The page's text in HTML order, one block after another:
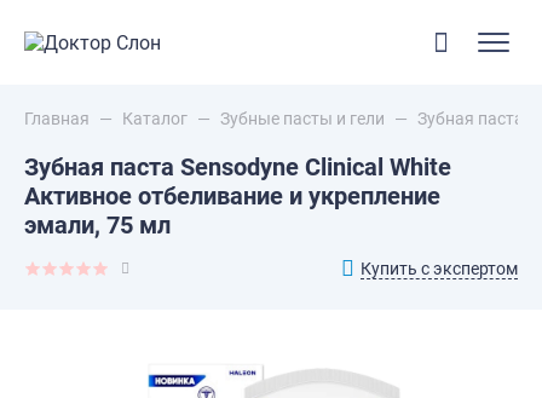
Главная — Каталог — Зубные пасты и гели — Зубная паста
Зубная паста Sensodyne Clinical White
Активное отбеливание и укрепление
эмали, 75 мл
Купить с экспертом